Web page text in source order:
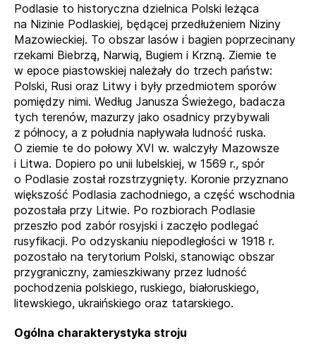
Podlasie to historyczna dzielnica Polski leżąca
na Nizinie Podlaskiej, będącej przedłużeniem Niziny
Mazowieckiej. To obszar lasów i bagien poprzecinany
rzekami Biebrzą, Narwią, Bugiem i Krzną. Ziemie te
w epoce piastowskiej należały do trzech państw:
Polski, Rusi oraz Litwy i były przedmiotem sporów
pomiędzy nimi. Według Janusza Świeżego, badacza
tych terenów, mazurzy jako osadnicy przybywali
z północy, a z południa napływała ludność ruska.
O ziemie te do połowy XVI w. walczyły Mazowsze
i Litwa. Dopiero po unii lubelskiej, w 1569 r., spór
o Podlasie został rozstrzygnięty. Koronie przyznano
większość Podlasia zachodniego, a część wschodnia
pozostała przy Litwie. Po rozbiorach Podlasie
przeszło pod zabór rosyjski i zaczęło podlegać
rusyfikacji. Po odzyskaniu niepodległości w 1918 r.
pozostało na terytorium Polski, stanowiąc obszar
przygraniczny, zamieszkiwany przez ludność
pochodzenia polskiego, ruskiego, białoruskiego,
litewskiego, ukraińskiego oraz tatarskiego.
Ogólna charakterystyka stroju